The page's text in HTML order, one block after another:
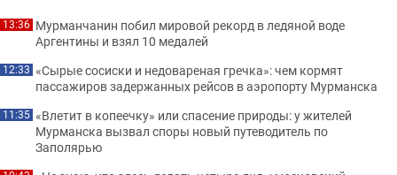
13:36 Мурманчанин побил мировой рекорд в ледяной воде
Аргентины и взял 10 медалей
12:33 «Сырые сосиски и недовареная гречка»: чем кормят
пассажиров задержанных рейсов в аэропорту Мурманска
11:35 «Влетит в копеечку» или спасение природы: у жителей
Мурманска вызвал споры новый путеводитель по
Заполярью